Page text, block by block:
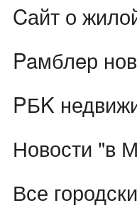
Cайт о
Paмблeр
PБK
Новости "в
Все